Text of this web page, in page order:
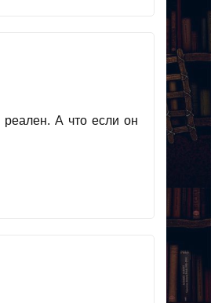
А что если он